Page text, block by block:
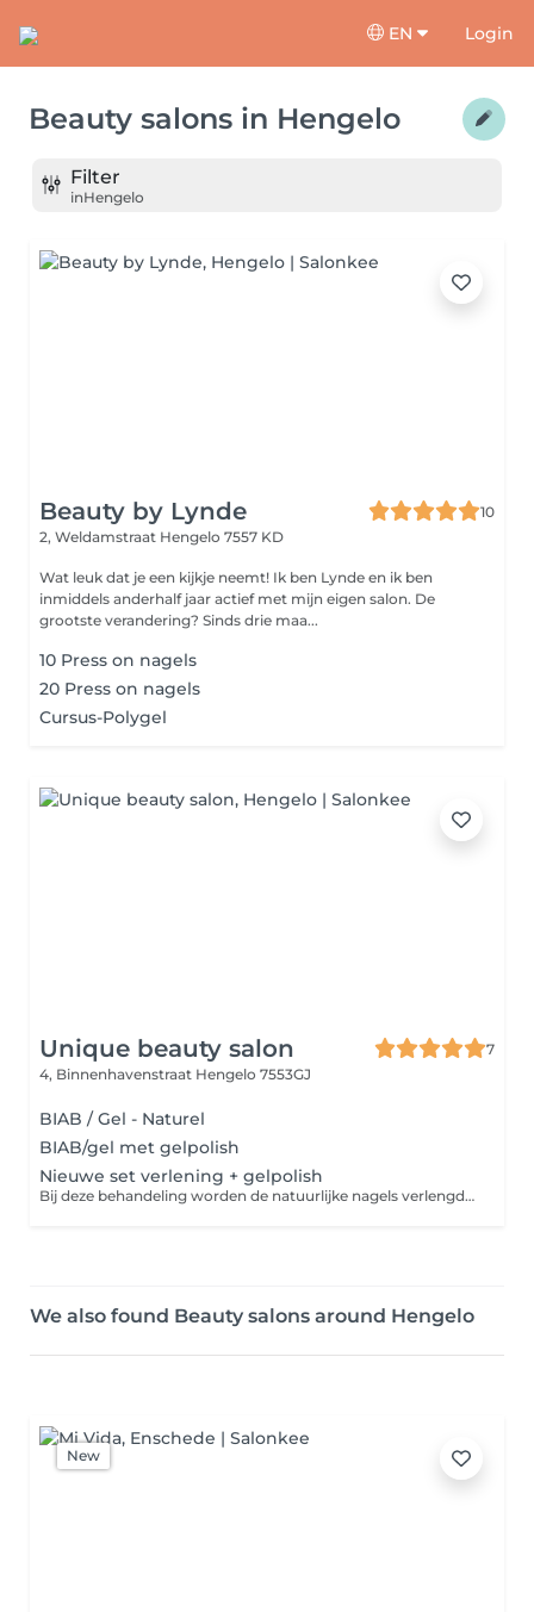
EN Login
Beauty salons in Hengelo
Filter
inHengelo
Beauty by Lynde
10
2, Weldamstraat Hengelo 7557 KD
Wat leuk dat je een kijkje neemt! Ik ben Lynde en ik ben
inmiddels anderhalf jaar actief met mijn eigen salon. De
grootste verandering? Sinds drie maa...
10 Press on nagels
20 Press on nagels
Cursus-Polygel
Unique beauty salon
7
4, Binnenhavenstraat Hengelo 7553GJ
BIAB / Gel - Naturel
BIAB/gel met gelpolish
Nieuwe set verlening + gelpolish
Bij deze behandeling worden de natuurlijke nagels verlengd met behulp van hardgel of acrylgel. De nagels worden zorgvuldig opgebouwd in de gewenste lengte en vorm, met aandacht voor stevigheid en een natuurlijke uitstraling. Afgewerkt kan worden met een gelpolish in een kleur naar keuze voor een langdurig, glanzend resultaat.
We also found Beauty salons around Hengelo
New